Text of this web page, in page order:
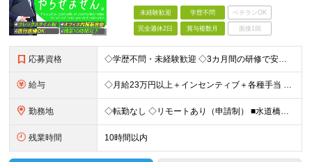
未経験歓迎 学歴不問 ベテランOK
完全週休2日 賞与複数月 面接1回
応募資格 ◇学歴不問・未経験歓迎 ◇3カ月間の研修で安心スタート！ ◇営業/IT業界経験者はより歓迎 【こんな方を歓迎します】 ・IT業界で営業に挑戦したい方 ・チームで協力しながら働きたい方 ・ガツガツしす
給与 ◇月給23万円以上＋インセンティブ＋各種手当 ・残業代と交通費は別途支給 ・退職金や住宅手当など…福利厚生も充実！ 【経験者は経験・スキルに応じて優遇します】 月給25万円以上＋インセンティブ賞与2
勤務地 ◇転勤なし ◇リモートあり（申請制） ■水道橋オフィス／東京都千代田区神田三崎町3-5-9 天翔オフィス水道橋7F ※敷地内全面禁煙
残業時間 10時間以内